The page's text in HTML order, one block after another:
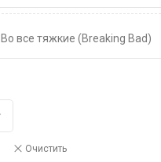
Во все тяжкие (Breaking Bad)
Очистить